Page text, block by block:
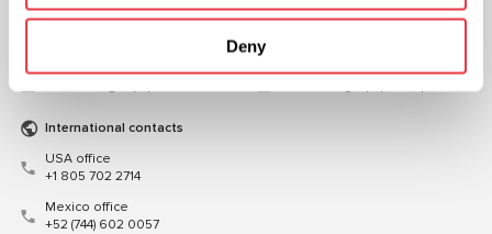
Deny
+38 (057) 728-49-64
+48 (83) 313-19-70
International contacts
USA office
+1 805 702 2714
Mexico office
+52 (744) 602 0057